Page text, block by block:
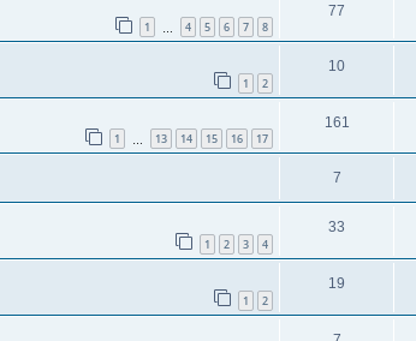
1 4 5 6 7 8
77
1 2
10
1 13 14 15 16 17
161
7
1 2 3 4
33
1 2
19